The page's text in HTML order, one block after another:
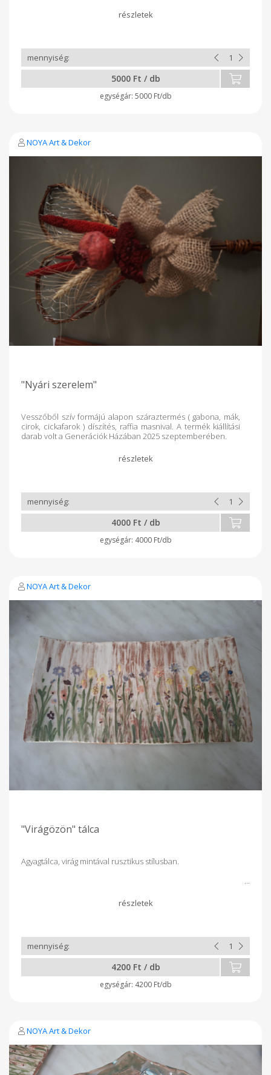
5000 Ft / db
5000 Ft/db
NOYA Art & Dekor
"Nyári szerelem"
Vesszőből szív formájú alapon száraztermés ( gabona, mák,
cirok, cickafarok ) díszítés, raffia masnival. A termék kiállítási
darab volt a Generációk Házában 2025 szeptemberében.
4000 Ft / db
4000 Ft/db
NOYA Art & Dekor
"Virágözön" tálca
Agyagtálca, virág mintával rusztikus stílusban.
4200 Ft / db
4200 Ft/db
NOYA Art & Dekor